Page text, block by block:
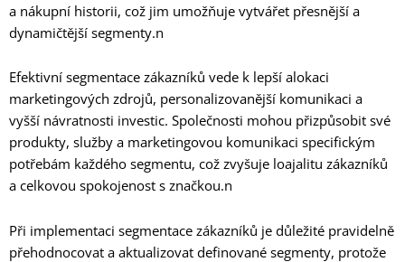
a nákupní historii, což jim umožňuje vytvářet přesnější a
dynamičtější segmenty.n
Efektivní segmentace zákazníků vede k lepší alokaci
marketingových zdrojů, personalizovanější komunikaci a
vyšší návratnosti investic. Společnosti mohou přizpůsobit své
produkty, služby a marketingovou komunikaci specifickým
potřebám každého segmentu, což zvyšuje loajalitu zákazníků
a celkovou spokojenost s značkou.n
Při implementaci segmentace zákazníků je důležité pravidelně
přehodnocovat a aktualizovat definované segmenty, protože